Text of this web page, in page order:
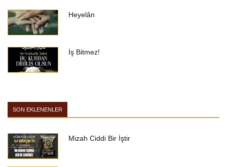
Heyelân
İş Bitmez!
SON EKLENENLER
Mizah Ciddi Bir İştir